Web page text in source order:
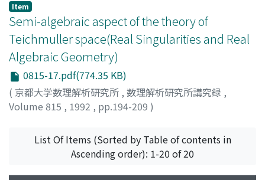
Item
Semi-algebraic aspect of the theory of
Teichmuller space(Real Singularities and Real
Algebraic Geometry)
0815-17.pdf(774.35 KB)
( 京都大学数理解析研究所 , 数理解析研究所講究録 ,
Volume 815 , 1992 , pp.194-209 )
List Of Items (Sorted by Table of contents in
Ascending order): 1-20 of 20